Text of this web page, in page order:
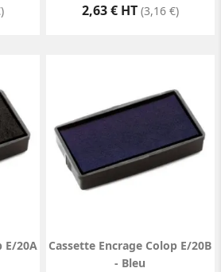
Prix
2,63 € HT (3,16 €)
E/20A
Cassette Encrage Colop E/20B
- Bleu